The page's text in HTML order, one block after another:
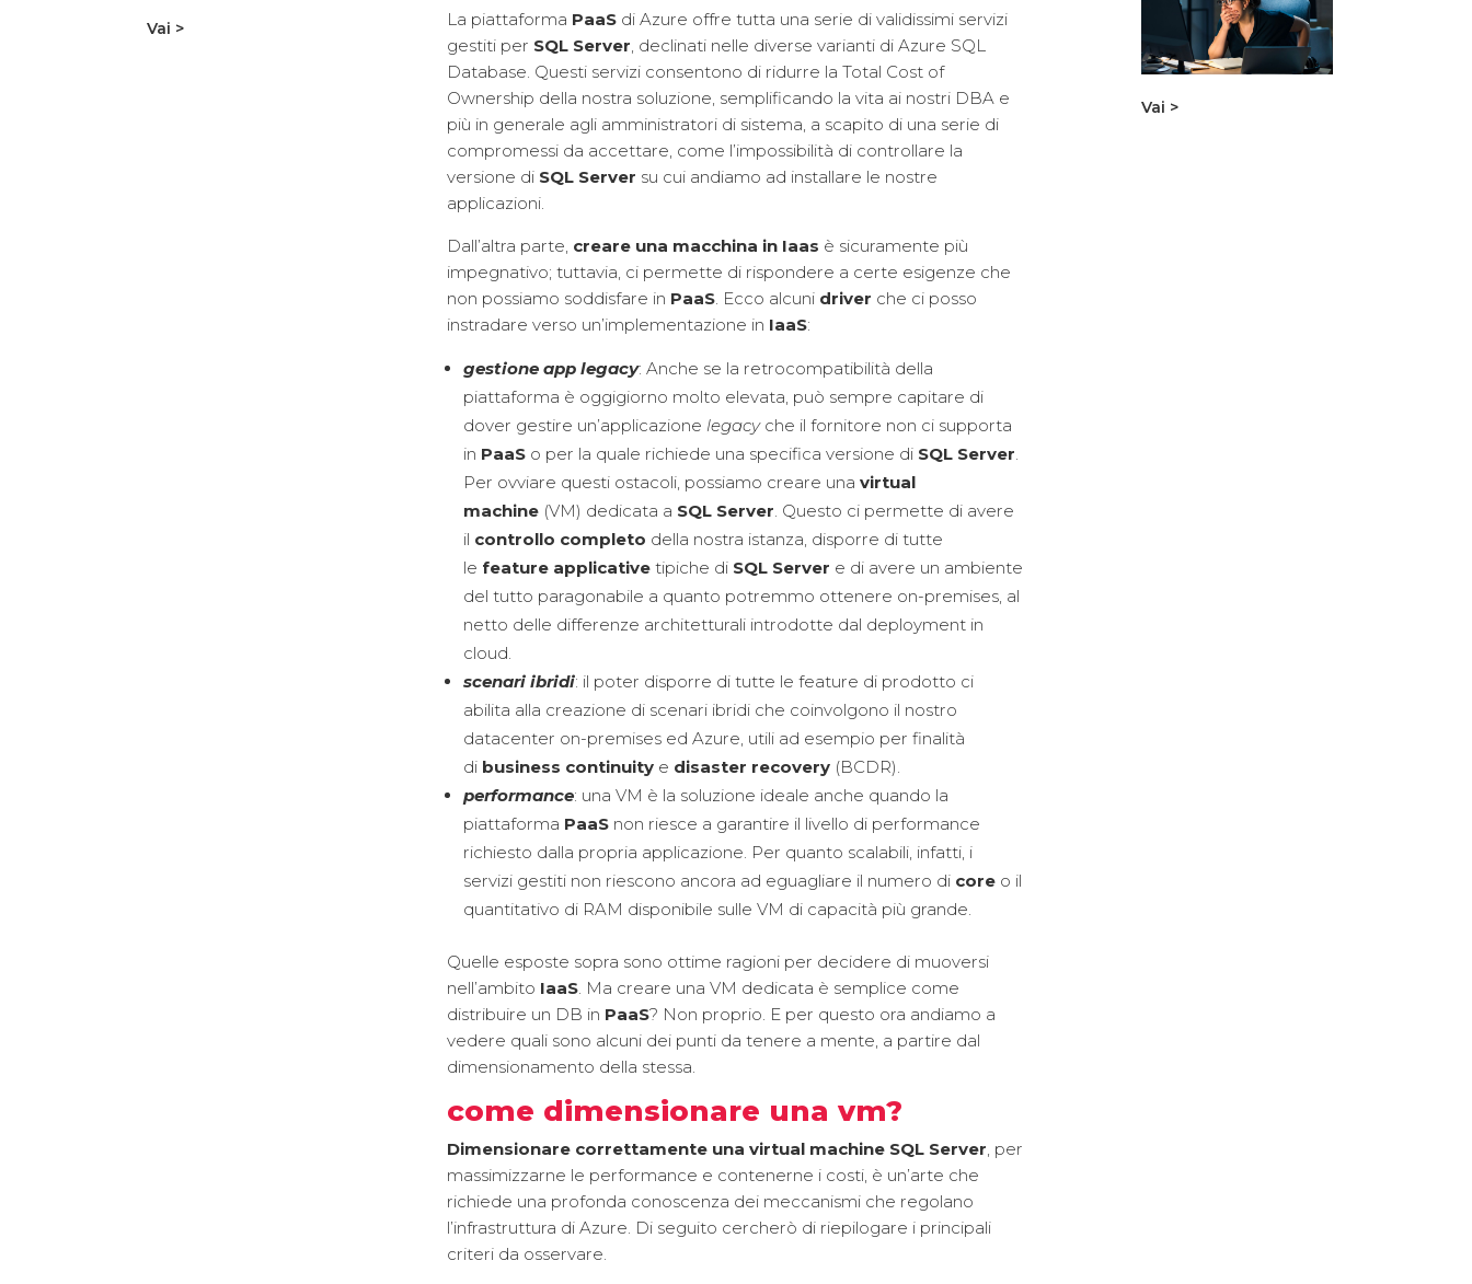
Vai > La piattaforma PaaS di Azure offre tutta una serie di validissimi servizi
gestiti per SQL Server , declinati nelle diverse varianti di Azure SQL
Database. Questi servizi consentono di ridurre la Total Cost of
Ownership della nostra soluzione, semplificando la vita ai nostri DBA e
più in generale agli amministratori di sistema, a scapito di una serie di
compromessi da accettare, come l’impossibilità di controllare la
versione di SQL Server su cui andiamo ad installare le nostre
applicazioni.
Dall’altra parte, creare una macchina in Iaas è sicuramente più
impegnativo; tuttavia, ci permette di rispondere a certe esigenze che
non possiamo soddisfare in PaaS . Ecco alcuni driver che ci posso
instradare verso un’implementazione in IaaS:
gestione app legacy: Anche se la retrocompatibilità della
piattaforma è oggigiorno molto elevata, può sempre capitare di
dover gestire un’applicazione legacyche il fornitore non ci supporta
in PaaS o per la quale richiede una specifica versione di SQL Server
Per ovviare questi ostacoli, possiamo creare unavirtual
machine (VM) dedicata a SQL Server . Questo ci permette di avere
il controllo completo della nostra istanza, disporre di tutte
le feature applicative tipiche di SQL Server e di avere un ambiente
del tutto paragonabile a quanto potremmo ottenere on-premises, al
netto delle differenze architetturali introdotte dal deployment in
cloud.
scenari ibridi: il poter disporre di tutte le feature di prodotto ci
abilita alla creazione di scenari ibridi che coinvolgono il nostro
datacenter on-premises ed Azure, utili ad esempio per finalità
di business continuity e disaster recovery (BCDR).
performance: una VM è la soluzione ideale anche quando la
piattaforma PaaS non riesce a garantire il livello di performance
richiesto dalla propria applicazione. Per quanto scalabili, infatti, i
servizi gestiti non riescono ancora ad eguagliare il numero di core o il
quantitativo di RAM disponibile sulle VM di capacità più grande.
Quelle esposte sopra sono ottime ragioni per decidere di muoversi
nell’ambito IaaS . Ma creare una VM dedicata è semplice come
distribuire un DB in PaaS? Non proprio. E per questo ora andiamo a
vedere quali sono alcuni dei punti da tenere a mente, a partire dal
dimensionamento della stessa.
come dimensionare una vm?
Dimensionare correttamente una virtual machine SQL Server, per
massimizzarne le performance e contenerne i costi, è un’arte che
richiede una profonda conoscenza dei meccanismi che regolano
l’infrastruttura di Azure. Di seguito cercherò di riepilogare i principali
criteri da osservare.
Vai >